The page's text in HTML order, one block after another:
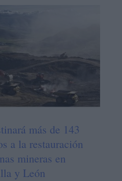
más de 143
a la restauración
mineras en
y León